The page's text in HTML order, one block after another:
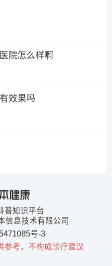
院怎么样啊
效果吗
普知识平台
信息技术有限公司
号-3
参考，不构成诊疗建议